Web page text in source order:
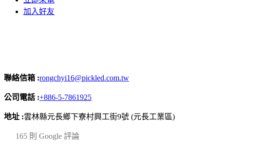
加入好友
聯絡信箱 :rongchyi16@pickled.com.tw
公司電話 :+886-5-7861925
地址 :雲林縣元長鄉下寮村興工街9號 (元長工業區)
165 則 Google 評論